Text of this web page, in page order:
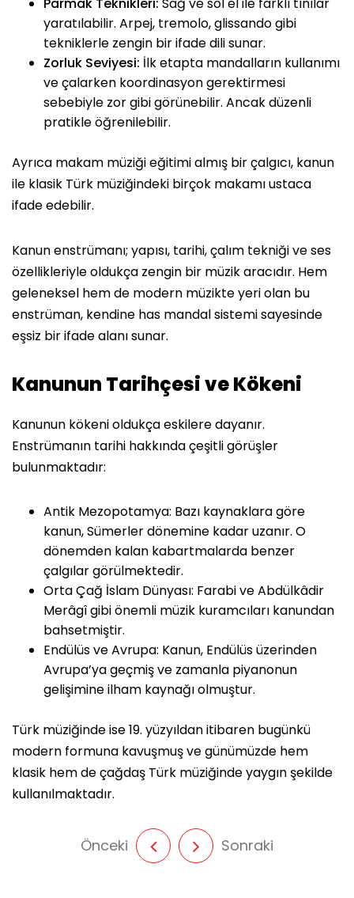
Parmak Teknikleri: Sağ ve sol el ile farklı tınılar
yaratılabilir. Arpej, tremolo, glissando gibi
tekniklerle zengin bir ifade dili sunar.
Zorluk Seviyesi: İlk etapta mandalların kullanımı
ve çalarken koordinasyon gerektirmesi
sebebiyle zor gibi görünebilir. Ancak düzenli
pratikle öğrenilebilir.
Ayrıca makam müziği eğitimi almış bir çalgıcı, kanun
ile klasik Türk müziğindeki birçok makamı ustaca
ifade edebilir.
Kanun enstrümanı; yapısı, tarihi, çalım tekniği ve ses
özellikleriyle oldukça zengin bir müzik aracıdır. Hem
geleneksel hem de modern müzikte yeri olan bu
enstrüman, kendine has mandal sistemi sayesinde
eşsiz bir ifade alanı sunar.
Kanunun Tarihçesi ve Kökeni
Kanunun kökeni oldukça eskilere dayanır.
Enstrümanın tarihi hakkında çeşitli görüşler
bulunmaktadır:
Antik Mezopotamya: Bazı kaynaklara göre
kanun, Sümerler dönemine kadar uzanır. O
dönemden kalan kabartmalarda benzer
çalgılar görülmektedir.
Orta Çağ İslam Dünyası: Farabi ve Abdülkâdir
Merâgî gibi önemli müzik kuramcıları kanundan
bahsetmiştir.
Endülüs ve Avrupa: Kanun, Endülüs üzerinden
Avrupa’ya geçmiş ve zamanla piyanonun
gelişimine ilham kaynağı olmuştur.
Türk müziğinde ise 19. yüzyıldan itibaren bugünkü
modern formuna kavuşmuş ve günümüzde hem
klasik hem de çağdaş Türk müziğinde yaygın şekilde
kullanılmaktadır.
Önceki Sonraki